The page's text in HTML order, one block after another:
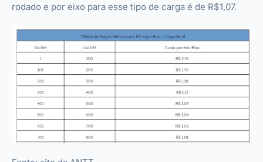
rodado e por eixo para esse tipo de carga é de R$1,07.